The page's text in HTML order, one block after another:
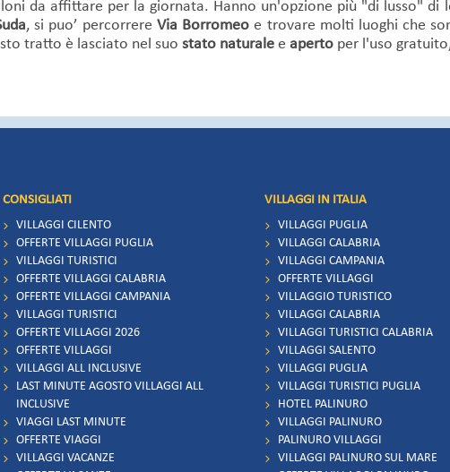
da affittare per la giornata. Hanno un'opzione più "di lusso"
, si puo’ percorrere Via Borromeo e trovare molti luoghi che
tratto è lasciato nel suo stato naturale e aperto per l'uso
CONSIGLIATI
VILLAGGI CILENTO
OFFERTE VILLAGGI PUGLIA
VILLAGGI TURISTICI
OFFERTE VILLAGGI CALABRIA
OFFERTE VILLAGGI CAMPANIA
VILLAGGI TURISTICI
OFFERTE VILLAGGI 2026
OFFERTE VILLAGGI
VILLAGGI ALL INCLUSIVE
LAST MINUTE AGOSTO VILLAGGI ALL
INCLUSIVE
VIAGGI LAST MINUTE
OFFERTE VIAGGI
VILLAGGI VACANZE
VILLAGGI IN ITALIA
VILLAGGI PUGLIA
VILLAGGI CALABRIA
VILLAGGI CAMPANIA
OFFERTE VILLAGGI
VILLAGGIO TURISTICO
VILLAGGI CALABRIA
VILLAGGI TURISTICI CALABRIA
VILLAGGI SALENTO
VILLAGGI PUGLIA
VILLAGGI TURISTICI PUGLIA
HOTEL PALINURO
VILLAGGI PALINURO
PALINURO VILLAGGI
VILLAGGI PALINURO SUL MARE